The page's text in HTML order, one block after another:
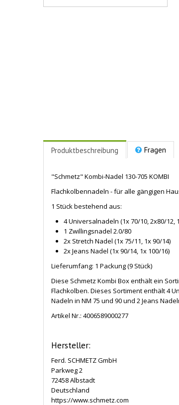
Produktbeschreibung Fragen
"Schmetz" Kombi-Nadel 130-705 KOMBI
Flachkolbennadeln - für alle gängigen
1 Stück bestehend aus:
4 Universalnadeln (1x 70/10, 2x80/12,
1 Zwillingsnadel 2.0/80
2x Stretch Nadel (1x 75/11, 1x 90/14)
2x Jeans Nadel (1x 90/14, 1x 100/16)
Lieferumfang: 1 Packung (9 Stück)
Diese Schmetz Kombi Box enthält ein
Flachkolben. Dieses Sortiment enthält 4
Nadeln in NM 75 und 90 und 2 Jeans
Artikel Nr.: 4006589000277
Hersteller:
Ferd. SCHMETZ GmbH
Parkweg 2
72458 Albstadt
Deutschland
https://www.schmetz.com